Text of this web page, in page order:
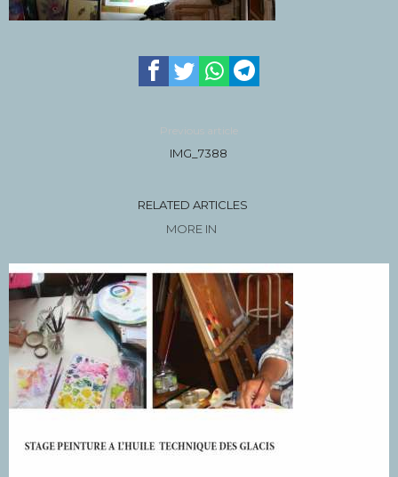
Previous article
IMG_7388
RELATED ARTICLES
MORE IN